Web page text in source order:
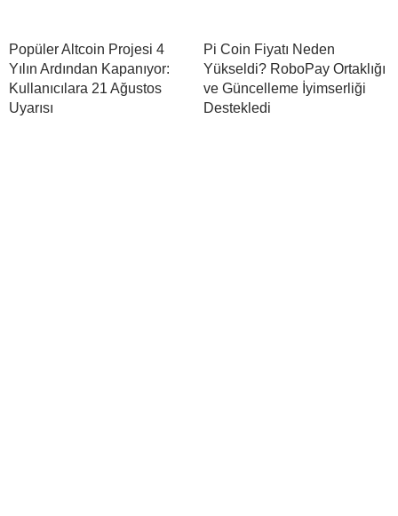
Popüler Altcoin Projesi 4
Yılın Ardından Kapanıyor:
Kullanıcılara 21 Ağustos
Uyarısı
Pi Coin Fiyatı Neden
Yükseldi? RoboPay Ortaklığı
ve Güncelleme İyimserliği
Destekledi